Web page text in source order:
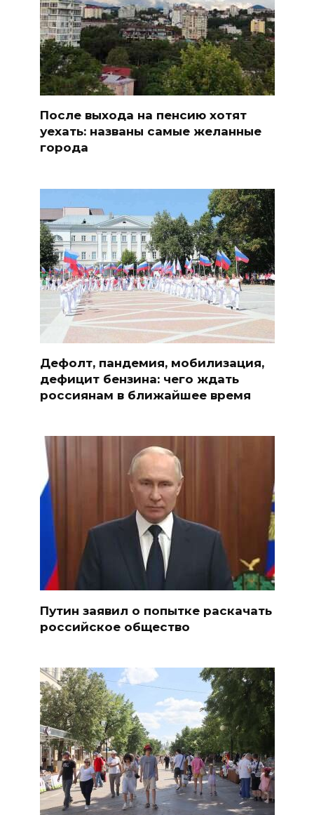
После выхода на пенсию хотят
уехать: названы самые желанные
города
Дефолт, пандемия, мобилизация,
дефицит бензина: чего ждать
россиянам в ближайшее время
Путин заявил о попытке раскачать
российское общество